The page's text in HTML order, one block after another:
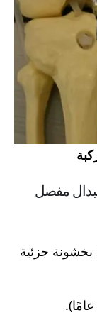
مفصل
بخشونة جزئية